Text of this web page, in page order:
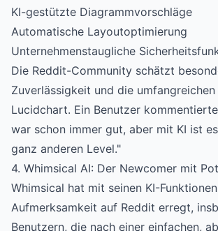
KI-gestützte Diagrammvorschläge
Automatische Layoutoptimierung
Unternehmenstaugliche
Die Reddit-Community schätzt
Zuverlässigkeit und die
Lucidchart. Ein Benutzer
war schon immer gut, aber mit KI ist
ganz anderen Level."
4. Whimsical AI: Der Newcomer mit
Whimsical hat mit seinen KI-
Aufmerksamkeit auf Reddit erregt,
Benutzern, die nach einer einfachen,